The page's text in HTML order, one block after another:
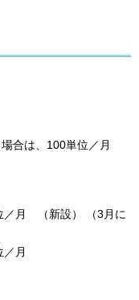
合は、100単位／月
月 （新設） （3月に
月